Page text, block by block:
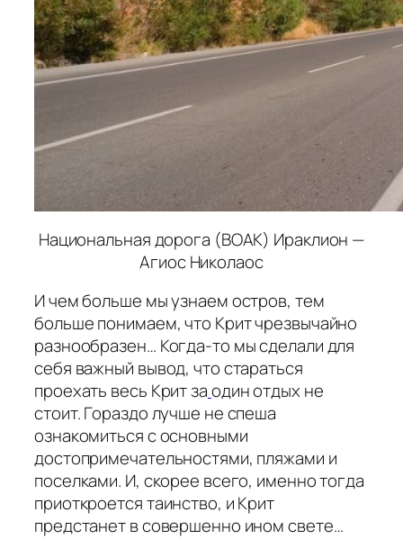
Национальная дорога (ВОАК) Ираклион —
Агиос Николаос
И чем больше мы узнаем остров, тем
больше понимаем, что Крит чрезвычайно
разнообразен… Когда-то мы сделали для
себя важный вывод, что стараться
проехать весь Крит заодин отдых не
стоит. Гораздо лучше не спеша
ознакомиться с основными
достопримечательностями, пляжами и
поселками. И, скорее всего, именно тогда
приоткроется таинство, и Крит
предстанет в совершенно ином свете…